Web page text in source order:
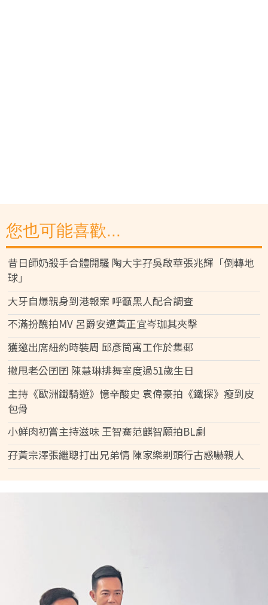
您也可能喜歡...
昔日師奶殺手合體開騷 陶大宇孖吳啟華張兆輝「倒轉地
球」
大牙自爆親身到港報案 呼籲黑人配合調查
不滿扮醜拍MV 呂爵安遭黃正宜岑珈其夾擊
獲邀出席紐約時裝周 邱彥筒寓工作於集郵
撇甩老公囝囝 陳慧琳排舞室度過51歲生日
主持《歐洲鐵騎遊》憶辛酸史 袁偉豪拍《鐵探》瘦到皮
包骨
小鮮肉初嘗主持滋味 王智騫范麒智願拍BL劇
孖黃宗澤張繼聰打出兄弟情 陳家樂剃頭行古惑嚇親人